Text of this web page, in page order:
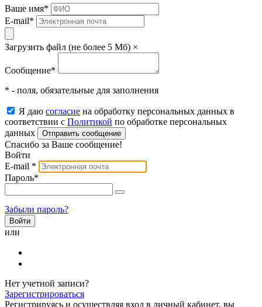
Ваше имя*
E-mail*
Загрузить файл (не более 5 Мб) ×
Сообщение*
* - поля, обязательные для заполнения
Я даю согласие на обработку персональных данных в
соответствии с Политикой по обработке персональных
данных
Отправить сообщение
Спасибо за Ваше сообщение!
Войти
E-mail *
Пароль*
Забыли пароль?
или
Нет учетной записи?
Зарегистрироваться
Регистрируясь и осуществляя вход в личный кабинет, вы